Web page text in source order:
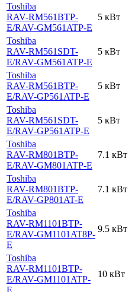
Toshiba
RAV-RM561BTP-
E/RAV-GM561ATP-E
5 кВт
Toshiba
RAV-RM561SDT-
E/RAV-GM561ATP-E
5 кВт
Toshiba
RAV-RM561BTP-
E/RAV-GP561ATP-E
5 кВт
Toshiba
RAV-RM561SDT-
E/RAV-GP561ATP-E
5 кВт
Toshiba
RAV-RM801BTP-
E/RAV-GM801ATP-E
7.1 кВт
Toshiba
RAV-RM801BTP-
E/RAV-GP801AT-E
7.1 кВт
Toshiba
RAV-RM1101BTP-
E/RAV-GM1101AT8P-
E
9.5 кВт
Toshiba
RAV-RM1101BTP-
E/RAV-GM1101ATP-
E
10 кВт